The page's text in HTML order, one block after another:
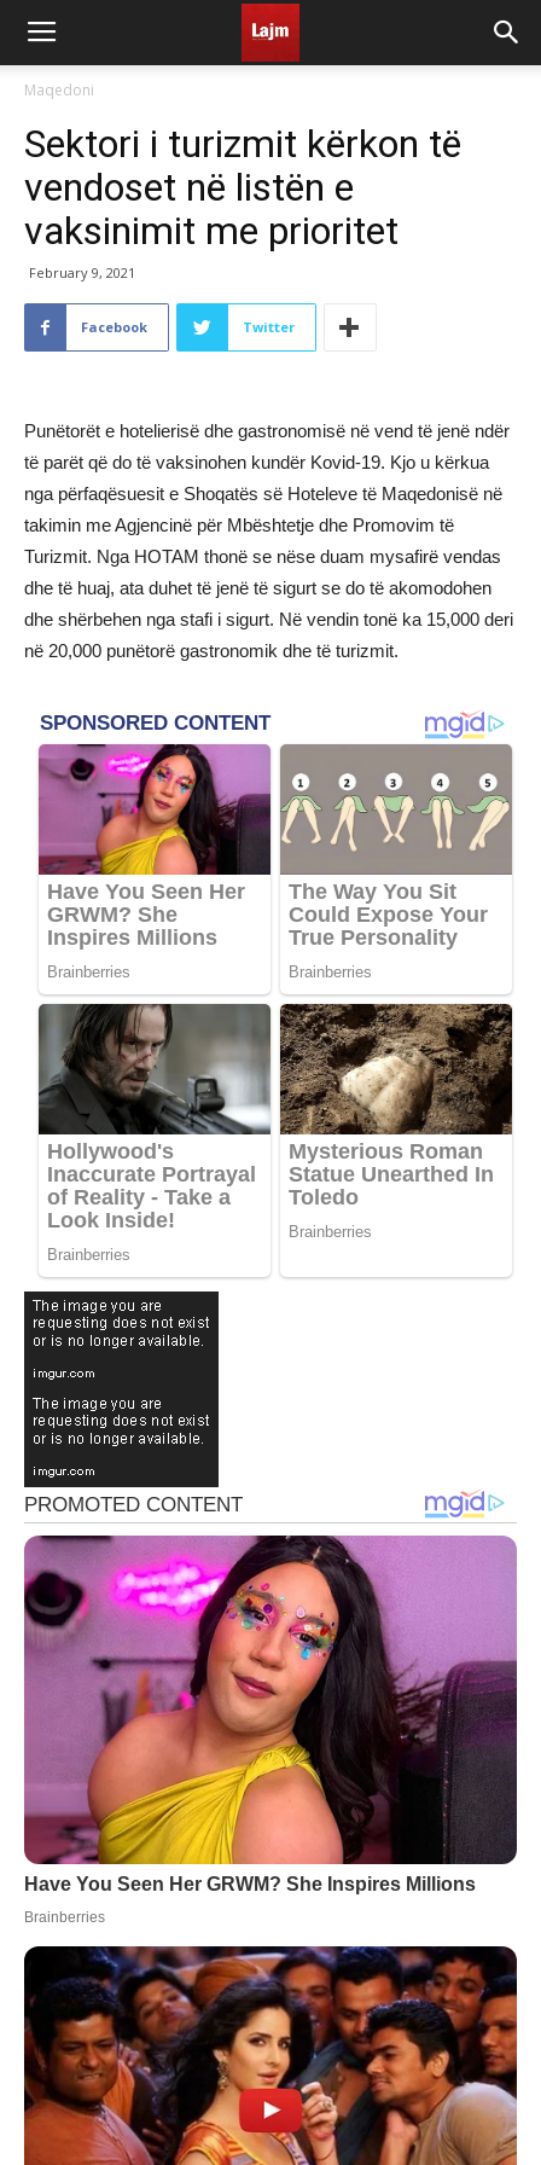
Maqedoni
Sektori i turizmit kërkon të
vendoset në listën e
vaksinimit me prioritet
February 9, 2021
Facebook Twitter
Punëtorët e hotelierisë dhe gastronomisë në vend të jenë ndër
të parët që do të vaksinohen kundër Kovid-19. Kjo u kërkua
nga përfaqësuesit e Shoqatës së Hoteleve të Maqedonisë në
takimin me Agjencinë për Mbështetje dhe Promovim të
Turizmit. Nga HOTAM thonë se nëse duam mysafirë vendas
dhe të huaj, ata duhet të jenë të sigurt se do të akomodohen
dhe shërbehen nga stafi i sigurt. Në vendin tonë ka 15,000 deri
në 20,000 punëtorë gastronomik dhe të turizmit.